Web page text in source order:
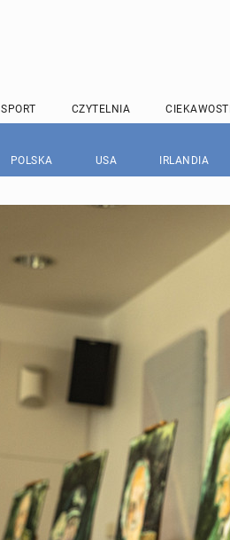
SPORT CZYTELNIA
POLSKA USA IRLANDIA